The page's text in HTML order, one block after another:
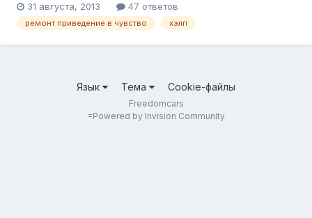
решотка радиатор это дело наживное, вынули двигло на
подрамнике все промыли протянули заминили(авто стояло в
31 августа, 2013 47 ответов
ремонт приведение в чувство хэлп
Язык Тема Cookie-файлы
Freedomcars
=Powered by Invision Community